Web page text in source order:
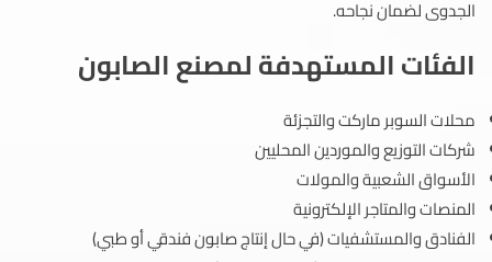
الجدوى لضمان نجاحه.
الفئات المستهدفة لمصنع الصابون
محلات السوبر ماركت والتجزئة
شركات التوزيع والموردين المحليين
الأسواق الشعبية والمولات
المنصات والمتاجر الإلكترونية
الفنادق والمستشفيات (في حال إنتاج صابون فندقي أو طبي)